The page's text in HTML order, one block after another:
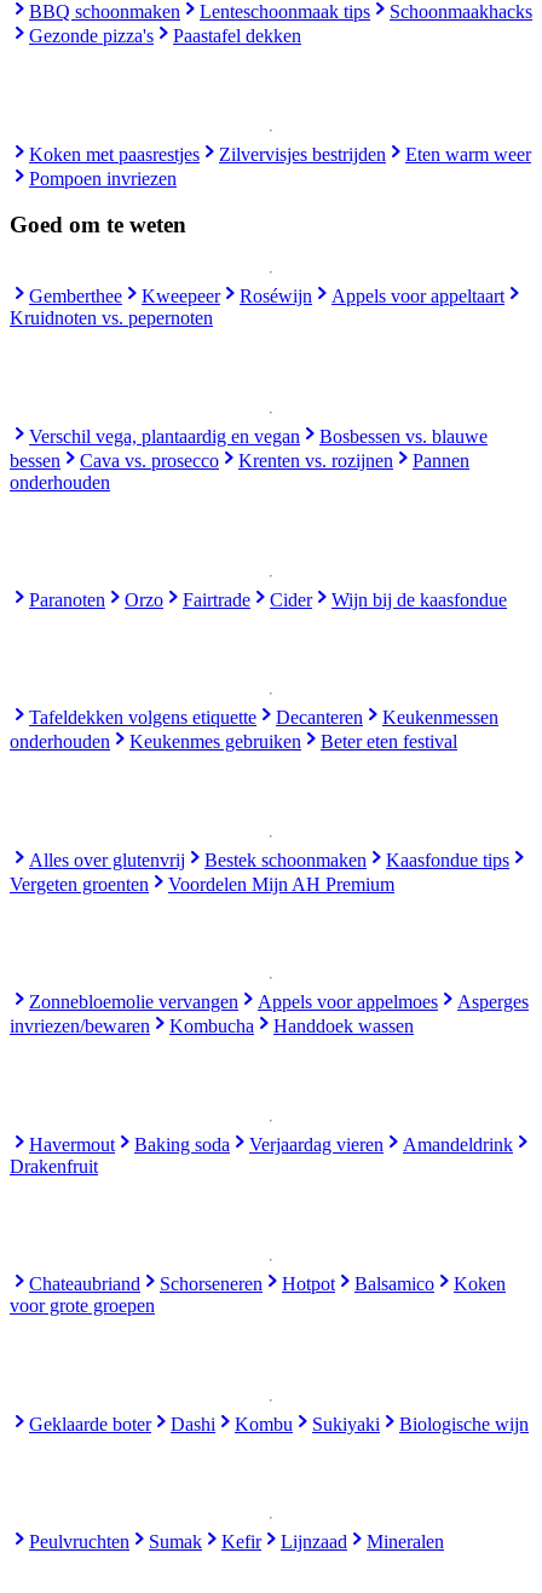
BBQ schoonmaken Lenteschoonmaak tips
Schoonmaakhacks
Gezonde pizza's
Paastafel dekken
Koken met paasrestjes Zilvervisjes bestrijden
Eten warm weer
Pompoen invriezen
Goed om te weten
Gemberthee Kweepeer Roséwijn
Appels voor appeltaart
Kruidnoten vs. pepernoten
Verschil vega, plantaardig en vegan
Bosbessen vs. blauwe
bessen
Cava vs. prosecco Krenten vs. rozijnen
Pannen
onderhouden
Paranoten Orzo Fairtrade Cider Wijn bij de kaasfondue
Tafeldekken volgens etiquette Decanteren
Keukenmessen
onderhouden
Keukenmes gebruiken Beter eten festival
Alles over glutenvrij Bestek schoonmaken
Kaasfondue tips
Vergeten groenten
Voordelen Mijn AH Premium
Zonnebloemolie vervangen Appels voor appelmoes
Asperges
invriezen/bewaren
Kombucha Handdoek wassen
Havermout Baking soda Verjaardag vieren
Amandeldrink
Drakenfruit
Chateaubriand Schorseneren Hotpot Balsamico
Koken
voor grote groepen
Geklaarde boter Dashi Kombu Sukiyaki Biologische wijn
Peulvruchten Sumak Kefir Lijnzaad Mineralen